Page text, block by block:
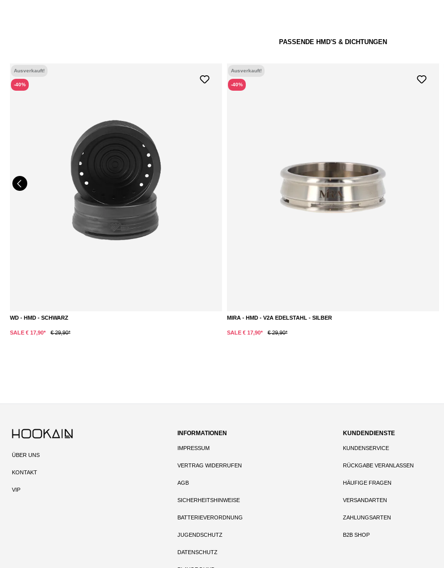
PASSENDE HMD'S & DICHTUNGEN
Ausverkauft!
-40%
WD - HMD - SCHWARZ
SALE € 17,90* € 29,90*
Ausverkauft!
-40%
MIRA - HMD - V2A EDELSTAHL - SILBER
SALE € 17,90* € 29,90*
DETAILS
ÜBER UNS
KONTAKT
VIP
INFORMATIONEN
IMPRESSUM
VERTRAG WIDERRUFEN
AGB
SICHERHEITSHINWEISE
BATTERIEVERORDNUNG
JUGENDSCHUTZ
DATENSCHUTZ
KUNDENDIENSTE
KUNDENSERVICE
RÜCKGABE VERANLASSEN
HÄUFIGE FRAGEN
VERSANDARTEN
ZAHLUNGSARTEN
B2B SHOP